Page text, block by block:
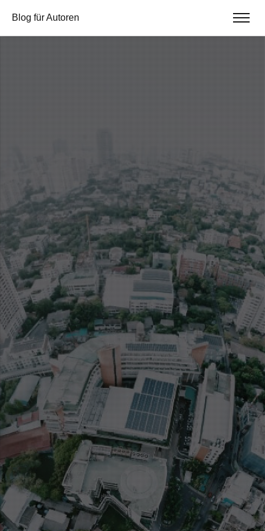
Blog für Autoren